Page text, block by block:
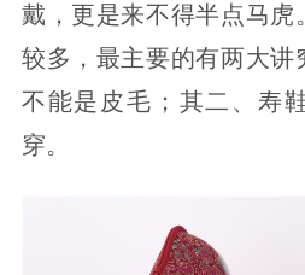
戴，更是来不得半点马虎
较多，最主要的有两大讲
不能是皮毛；其二、寿
穿。